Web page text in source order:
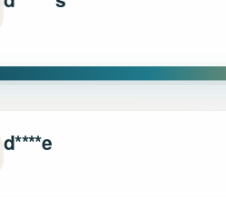
d****e